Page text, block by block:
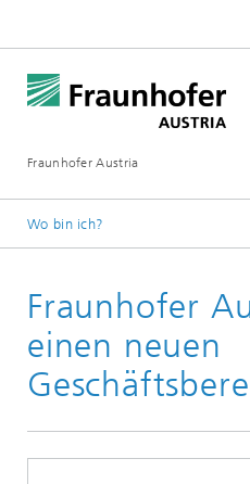
Fraunhofer Austria
Wo bin ich?
Presse
Fraunhofer
einen neuen